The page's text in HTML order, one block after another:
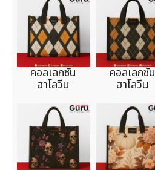
คอลเลกชัน
ฮาโลวีน
คอลเลกชัน
ฮาโลวีน